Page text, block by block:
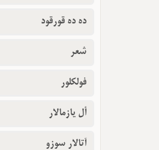
ده ده قورقود
شعر
فولکلور
أل یازمالار
آتالار سوزو